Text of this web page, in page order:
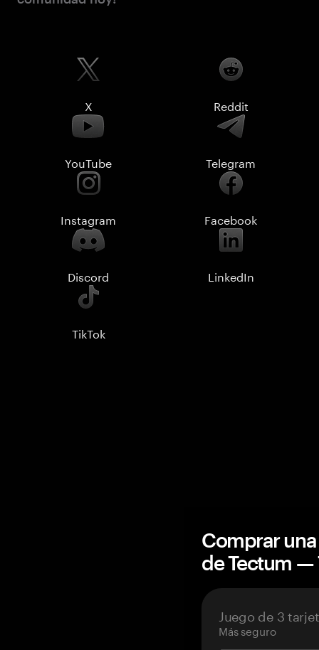
X Reddit
YouTube Telegram
Instagram Facebook
Discord LinkedIn
TikTok
Comprar
de Tectum —
Juego de 3
Más seguro